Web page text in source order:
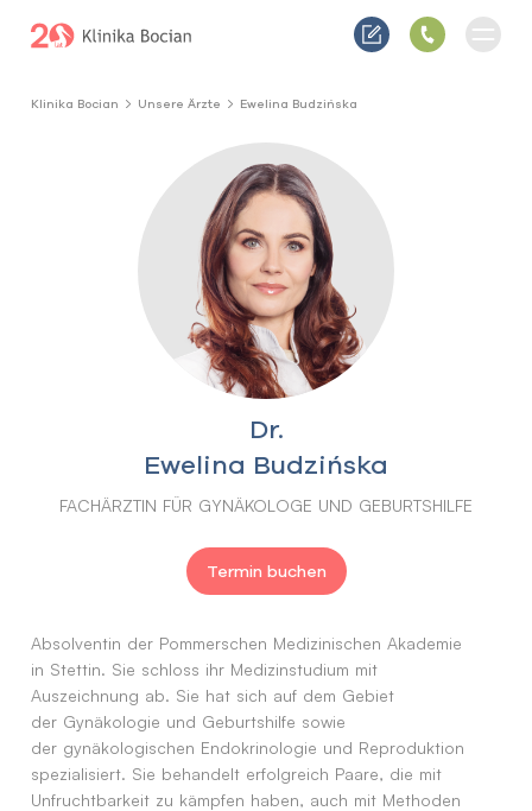
Klinika Bocian Unsere Ärzte Ewelina Budzińska
Dr.
Ewelina Budzińska
FACHÄRZTIN FÜR GYNÄKOLOGE UND GEBURTSHILFE
Termin buchen
Absolventin der Pommerschen Medizinischen Akademie
in Stettin. Sie schloss ihr Medizinstudium mit
Auszeichnung ab. Sie hat sich auf dem Gebiet
der Gynäkologie und Geburtshilfe sowie
der gynäkologischen Endokrinologie und Reproduktion
spezialisiert. Sie behandelt erfolgreich Paare, die mit
Unfruchtbarkeit zu kämpfen haben, auch mit Methoden